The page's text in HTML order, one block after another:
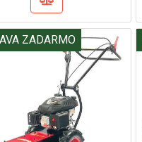
ZADARMO